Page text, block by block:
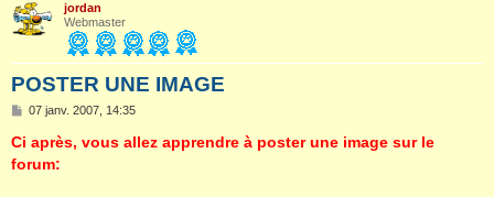
jordan
Webmaster
POSTER UNE IMAGE
M
s
s
a
07 janv. 2007, 14:35
Ci après, vous allez apprendre à poster une image sur le
forum: